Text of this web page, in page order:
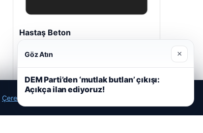
Hastaş Beton
Çerez Politikamız
Göz Atın ×
DEM Parti’den ‘mutlak butlan’ çıkışı:
Açıkça ilan ediyoruz!